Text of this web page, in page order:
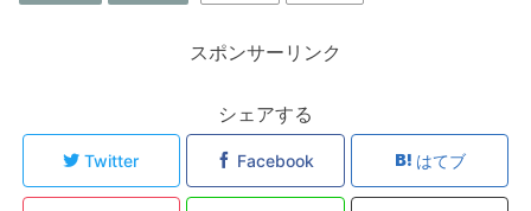
スポンサーリンク
シェアする
Twitter Facebook はてブ